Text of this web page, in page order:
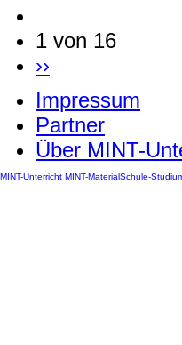
1 von 16
››
Impressum
Partner
Über MINT-
MINT-Unterricht MINT-MaterialSchule-